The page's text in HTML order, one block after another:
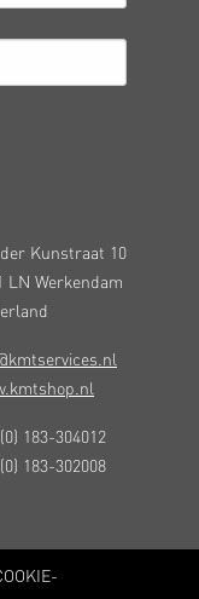
Kunstraat 10
LN Werkendam
183-304012
183-302008